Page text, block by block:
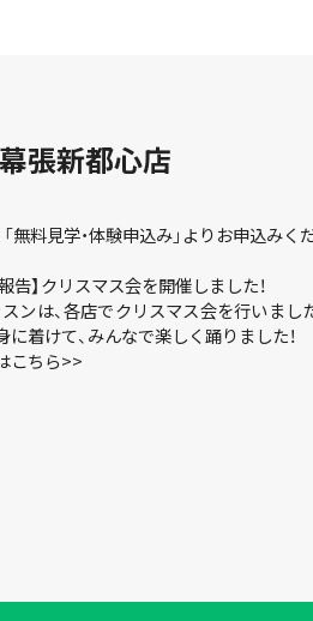
幕張新都心店
無料見学・体験申込み」よりお申込みく
告】クリスマス会を開催しました！
ンは、各店でクリスマス会を行いまし
着けて、みんなで楽しく踊りました！
こちら>>